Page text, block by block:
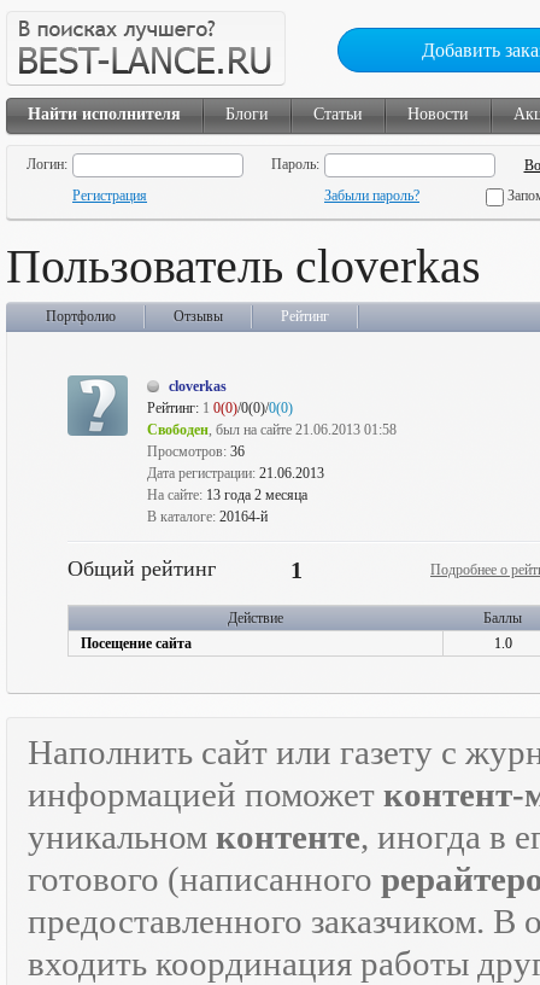
Добавить
Найти исполнителя Блоги Статьи Новости
Логин:
Пароль:
Регистрация
Забыли пароль?
Пользователь cloverkas
Портфолио Отзывы Рейтинг
cloverkas
Рейтинг: 1 0(0)/0(0)/0(0)
Свободен, был на сайте 21.06.2013 01:58
Просмотров: 36
Дата регистрации: 21.06.2013
На сайте: 13 года 2 месяца
В каталоге: 20164-й
Общий рейтинг 1 Подробнее о
Действие
Баллы
Посещение сайта
1.0
Наполнить сайт или газету с
информацией поможет контент-
уникальном контенте, иногда в
готового (написанного
предоставленного заказчиком. В
входить координация работы